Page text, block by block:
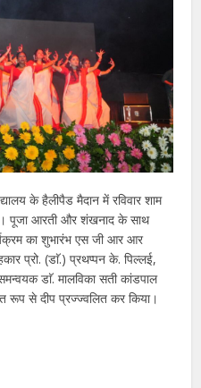
के हैलीपैड मैदान में रविवार शाम
पूजा आरती और शंखनाद के साथ
का शुभारंभ एस जी आर आर
प्रो. (डाॅ.) प्रथप्पन के. पिल्लई,
डाॅ. मालविका सती कांडपाल
रूप से दीप प्रज्ज्वलित कर किया।